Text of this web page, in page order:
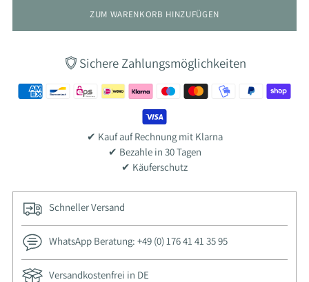
ZUM WARENKORB HINZUFÜGEN
Sichere Zahlungsmöglichkeiten
✔ Kauf auf Rechnung mit Klarna
✔ Bezahle in 30 Tagen
✔ Käuferschutz
Schneller Versand
WhatsApp Beratung: +49 (0) 176 41 41 35 95
Versandkostenfrei in DE